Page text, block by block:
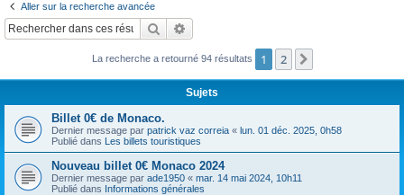
c
Aller sur la recherche avancée
Rechercher
La recherche a retourné 94 résultats 1 2
Sujets
Billet 0€ de Monaco.
Dernier message par patrick vaz correia « lun. 01 déc. 2025, 0h58
Publié dans Les billets touristiques
Nouveau billet 0€ Monaco 2024
Dernier message par ade1950 « mar. 14 mai 2024, 10h11
Publié dans Informations générales